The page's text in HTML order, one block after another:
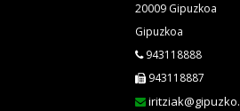
20009 Gipuzkoa
Gipuzkoa
943118888
943118887